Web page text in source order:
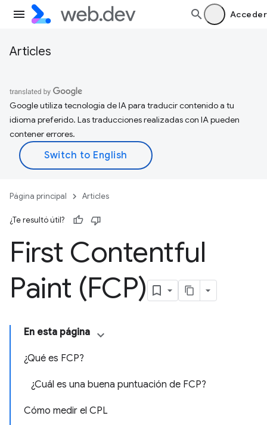
Acceder
Articles
Google utiliza tecnología de IA para traducir contenido a tu
idioma preferido. Las traducciones realizadas con IA pueden
contener errores.
Página principal Articles
¿Te resultó útil?
First Contentful
Paint (FCP)
En esta página
¿Qué es FCP?
¿Cuál es una buena puntuación de FCP?
Cómo medir el CPL